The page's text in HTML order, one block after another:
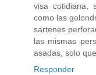
visa cotidiana,
como las
sartenes
las mismas
asadas, solo
Responder